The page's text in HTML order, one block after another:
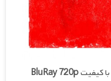
با کیفیتBluRay 720p